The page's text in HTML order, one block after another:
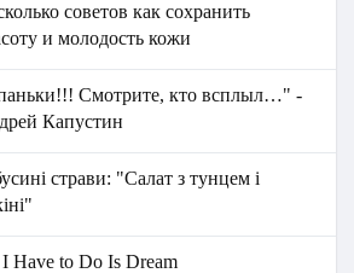
советов как сохранить
и молодость кожи
Смотрите, кто всплыл…" -
Капустин
страви: "Салат з тунцем і
Have to Do Is Dream